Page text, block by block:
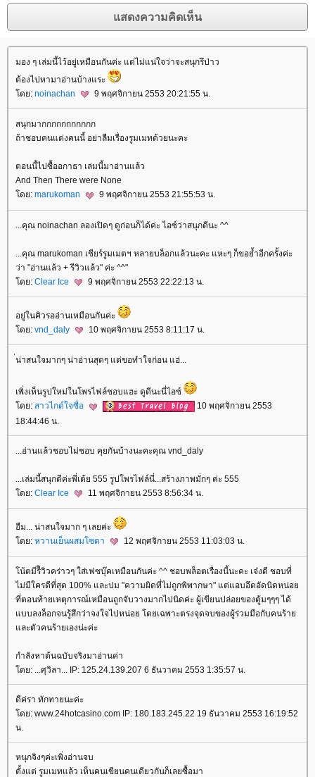
มอง ๆ เล่มนี้ไว้อยู่เหมือนกันค่ะ แต่ไม่แน่ใจว่าจะสนุกรึป่าว
ต้องไปหามาอ่านบ้างแระ
ดย: noinachan 9 พฤศจิกายน 2553 20:21:55 น.
สนุกมากกกกกกกกกกก
ถ้าชอบคนแต่งคนนี้ อย่าลืมเรื่องรูมเมทด้วยนะคะ
ตอนนี้ไปซื้ออกาธา เล่มนี้มาอ่านแล้ว
And Then There were None
ดย: marukoman 9 พฤศจิกายน 2553 21:55:53 น.
...คุณ noinachan ลองเปิดๆ ดูก่อนก็ได้ค่ะ ไอซ์ว่าสนุกดีนะ ^^
...คุณ marukoman เชียร์รูมเมตฯ หลายบล็อกแล้วนะคะ แหะๆ ก็ขอย้ำอีกครั้งค่ะ
ว่า "อ่านแล้ว + รีวิวแล้ว" ค่ะ ^^"
ดย: Clear Ice 9 พฤศจิกายน 2553 22:22:13 น.
อยู่ในคิวรออ่านเหมือนกันค่ะ
ดย: vnd_daly 10 พฤศจิกายน 2553 8:11:17 น.
่น่าสนใจมากๆ น่าอ่านสุดๆ แต่ขอทำใจก่อน แฮ่...
เพิ่งเห็นรูปใหม่ในโพรไฟล์ชอบแฮะ ดูดีนะนี่ไอซ์
ดย: สาวไกด์ใจซื่อ
10 พฤศจิกายน 2553
18:44:46 น.
...อ่านแล้วชอบไม่ชอบ คุยกันบ้างนะคะคุณ vnd_daly
...เล่มนี้สนุกดีค่ะพี่เต้ย 555 รูปโพรไฟล์นี่...สร้างภาพมั่กๆ ค่ะ 555
ดย: Clear Ice 11 พฤศจิกายน 2553 8:56:34 น.
อืม... น่าสนใจมาก ๆ เลยค่ะ
ดย: หวานเย็นผสมโซดา 12 พฤศจิกายน 2553 11:03:03 น.
น้ตมีรีิวิวคร่าวๆ ใส่เฟซบุ๊คเหมือนกันค่ะ ^^ ชอบพล็อตเรื่องนี้นะคะ เจ๋งดี ชอบที่
ไม่มีใครดีที่สุด 100% และปม "ความผิดที่ไม่ถูกพิพากษา" แต่แอบอึดอัดนิดหน่อ
ที่ตอนท้ายเหตุการณ์เหมือนถูกจับวางมากไปนิดค่ะ ผู้เขียนปล่อยของตู้มๆๆๆ ได้
บบลงล็อกจนรู้สึกว่าจงใจไปหน่อย โดยเฉพาะตรงจุดจบของผู้ร่วมมือกับคนร้า
ละตัวคนร้ายเองน่ะค่ะ
กำลังหาต้นฉบับจริงมาอ่านค่า
ดย: ...ศุวิลา... IP: 125.24.139.207 6 ธันวาคม 2553 1:35:57 น.
ดีค่รา ทักทายนะค่ะ
ดย: www.24hotcasino.com IP: 180.183.245.22 19 ธันวาคม 2553 16:19:52
น.
หนุกจิงๆค่ะเพิ่งอ่านจบ
ตั้งแต่ รูมเมทแล้ว เห็นคนเขียนคนเดียวกันก็เลยซื้อมา